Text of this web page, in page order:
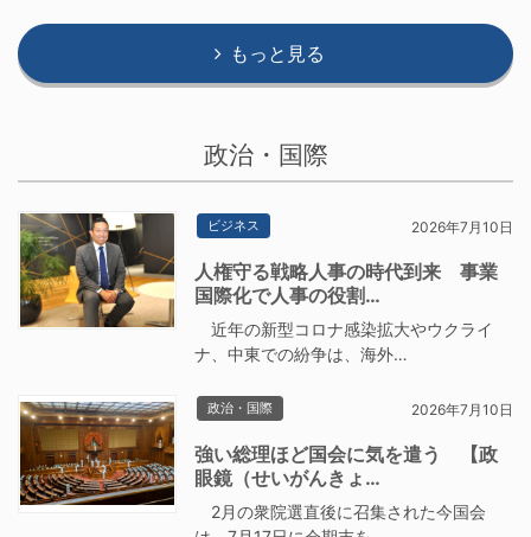
もっと見る
政治・国際
ビジネス 2026年7月10日
人権守る戦略人事の時代到来 事業
国際化で人事の役割…
近年の新型コロナ感染拡大やウクライ
ナ、中東での紛争は、海外…
政治・国際 2026年7月10日
強い総理ほど国会に気を遣う 【政
眼鏡（せいがんきょ…
2月の衆院選直後に召集された今国会